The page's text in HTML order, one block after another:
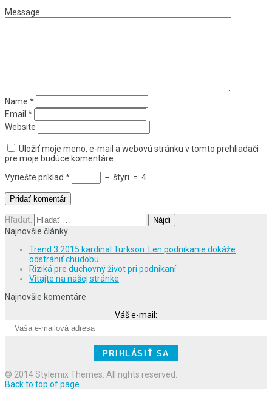
Message
Name *
Email *
Website
Uložiť moje meno, e-mail a webovú stránku v tomto prehliadači
pre moje budúce komentáre.
Vyriešte príklad * − štyri = 4
Hľadať:
Najnovšie články
Trend 3 2015 kardinal Turkson: Len podnikanie dokáže
odstrániť chudobu
Riziká pre duchovný život pri podnikaní
Vitajte na našej stránke
Najnovšie komentáre
Váš e-mail:
© 2014 Stylemix Themes. All rights reserved.
Back to top of page